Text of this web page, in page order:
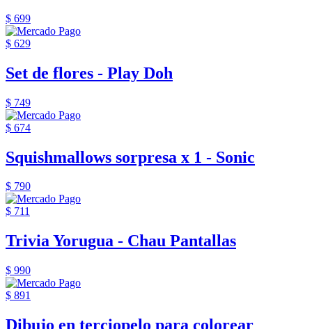
$ 699
$ 629
Set de flores - Play Doh
$ 749
$ 674
Squishmallows sorpresa x 1 - Sonic
$ 790
$ 711
Trivia Yorugua - Chau Pantallas
$ 990
$ 891
Dibujo en terciopelo para colorear